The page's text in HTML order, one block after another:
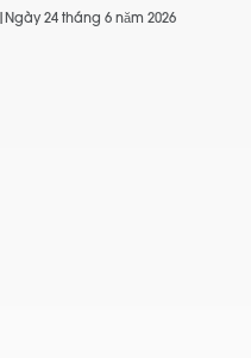
Ngày 24 tháng 6 năm 2026